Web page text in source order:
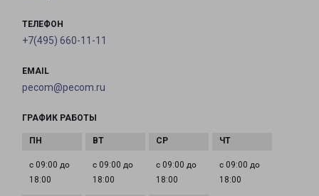
ТЕЛЕФОН
+7(495) 660-11-11
EMAIL
pecom@pecom.ru
ГРАФИК РАБОТЫ
с 09:00 до
18:00
с 09:00 до
18:00
с 09:00 до
18:00
с 09:00 до
18:00